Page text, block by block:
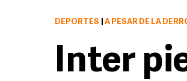
DEPORTES A PESAR DE LA
Inter